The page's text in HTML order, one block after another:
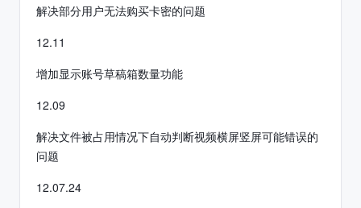
解决部分用户无法购买卡密的问题
12.11
增加显示账号草稿箱数量功能
12.09
解决文件被占用情况下自动判断视频横屏竖屏可能错误的
问题
12.07.24